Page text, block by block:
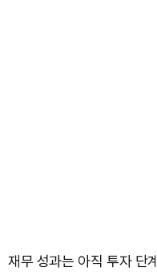
재무 성과는 아직 투자 단